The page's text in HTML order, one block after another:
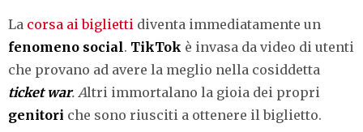
La corsa ai biglietti diventa immediatamente un
fenomeno social. TikTok è invasa da video di utenti
che provano ad avere la meglio nella cosiddetta
ticket war. Altri immortalano la gioia dei propri
genitori che sono riusciti a ottenere il biglietto.